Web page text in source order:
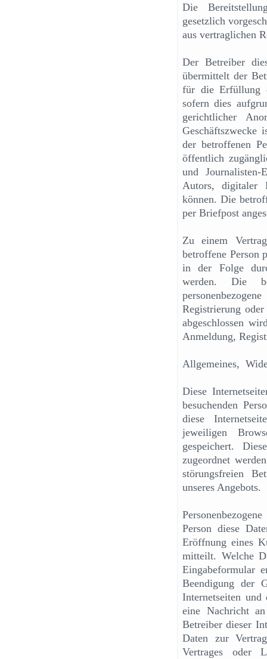
Die
gesetzlich
aus vertraglichen
Der Betreiber
übermittelt der
für die Erfüllung
sofern dies
gerichtlicher
Geschäftszwecke
der betroffenen
öffentlich
und Journalisten-
Autors, digitaler
können. Die
per Briefpost
Zu einem
betroffene Person
in der Folge
werden. Die
Registrierung
abgeschlossen
Anmeldung,
Allgemeines,
Diese
besuchenden
diese
jeweiligen
gespeichert.
zugeordnet
störungsfreien
unseres Angebots.
Person diese
Eröffnung eines
mitteilt. Welche
Eingabeformular
Beendigung der
Internetseiten
eine Nachricht
Betreiber dieser
Daten zur
Vertrages oder